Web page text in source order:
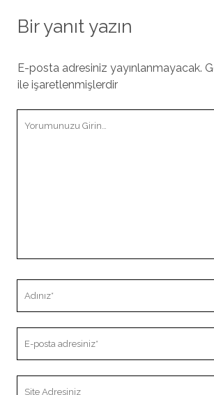
Bir yanıt yazın
E-posta adresiniz yayınlanmayacak.
ile işaretlenmişlerdir
posta